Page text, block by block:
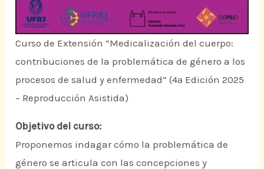
Curso de Extensión “Medicalización del cuerpo:
contribuciones de la problemática de género a los
procesos de salud y enfermedad” (4ª Edición 2025
– Reproducción Asistida)
Objetivo del curso:
Proponemos indagar cómo la problemática de
género se articula con las concepciones y